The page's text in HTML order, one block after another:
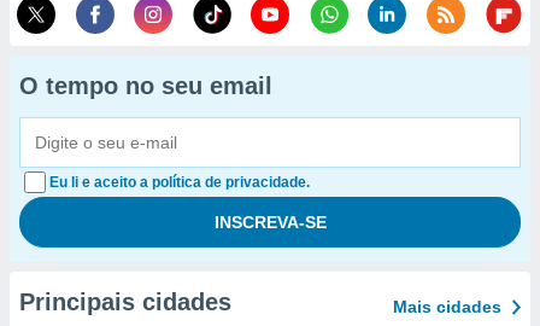
O tempo no seu email
Eu li e aceito a política de privacidade.
Principais cidades Mais cidades